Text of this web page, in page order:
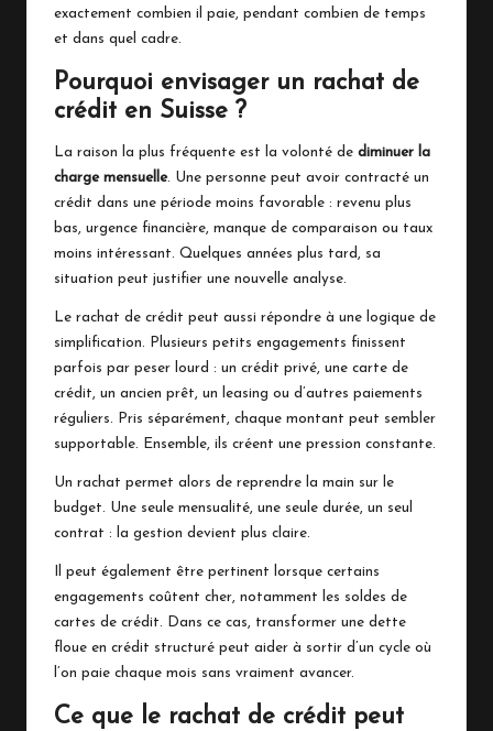
exactement combien il paie, pendant combien de temps
et dans quel cadre.
Pourquoi envisager un rachat de
crédit en Suisse ?
La raison la plus fréquente est la volonté de diminuer la
charge mensuelle. Une personne peut avoir contracté un
crédit dans une période moins favorable : revenu plus
bas, urgence financière, manque de comparaison ou taux
moins intéressant. Quelques années plus tard, sa
situation peut justifier une nouvelle analyse.
Le rachat de crédit peut aussi répondre à une logique de
simplification. Plusieurs petits engagements finissent
parfois par peser lourd : un crédit privé, une carte de
crédit, un ancien prêt, un leasing ou d’autres paiements
réguliers. Pris séparément, chaque montant peut sembler
supportable. Ensemble, ils créent une pression constante.
Un rachat permet alors de reprendre la main sur le
budget. Une seule mensualité, une seule durée, un seul
contrat : la gestion devient plus claire.
Il peut également être pertinent lorsque certains
engagements coûtent cher, notamment les soldes de
cartes de crédit. Dans ce cas, transformer une dette
floue en crédit structuré peut aider à sortir d’un cycle où
l’on paie chaque mois sans vraiment avancer.
Ce que le rachat de crédit peut